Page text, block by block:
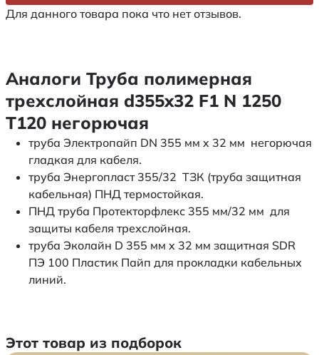
Для данного товара пока что нет отзывов.
Аналоги Труба полимерная
трехслойная d355x32 F1 N 1250
Т120 негорючая
труба Электропайп DN 355 мм x 32 мм негорючая
гладкая для кабеля.
труба Энергопласт 355/32 ТЗК (труба защитная
кабельная) ПНД термостойкая.
ПНД труба Протекторфлекс 355 мм/32 мм для
защиты кабеля трехслойная.
труба Эколайн D 355 мм x 32 мм защитная SDR
ПЭ 100 Пластик Пайп для прокладки кабельных
линий.
Этот товар из подборок